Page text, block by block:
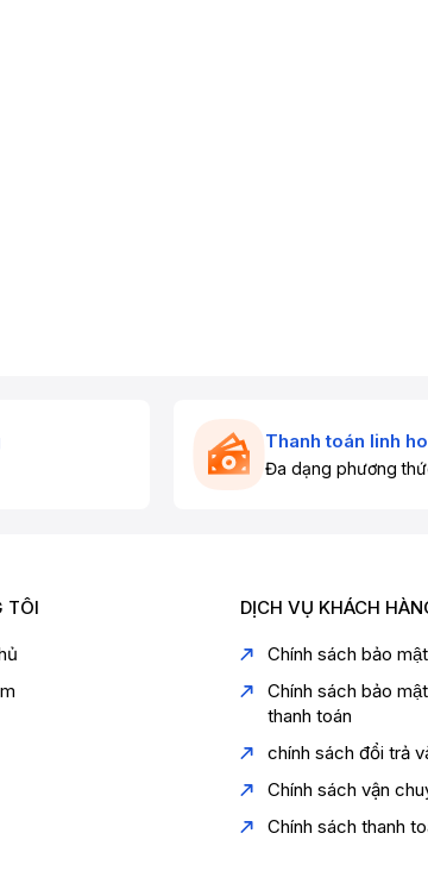
Thanh toán linh
Đa dạng phương
TÔI DỊCH VỤ KHÁCH
Chính sách bảo
Chính sách bảo
thanh toán
chính sách đổi trả
Chính sách vận
Chính sách thanh